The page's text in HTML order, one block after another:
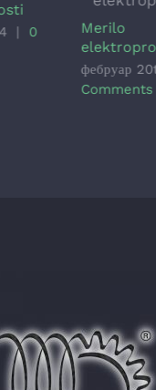
|
0
Merilo
фебруар
Comments